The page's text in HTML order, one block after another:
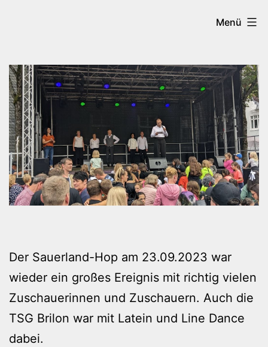
Menü
Der Sauerland-Hop am 23.09.2023 war
wieder ein großes Ereignis mit richtig vielen
Zuschauerinnen und Zuschauern. Auch die
TSG Brilon war mit Latein und Line Dance
dabei.